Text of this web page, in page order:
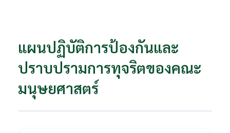
แผนปฏิบัติการป้องกันและ
ปราบปรามการทุจริตของคณะ
มนุษยศาสตร์